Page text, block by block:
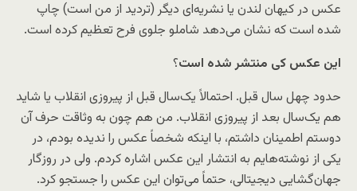
عکس در کیهان لندن یا نشریه‌ای دیگر (تردید از من است) چاپ
شده است که نشان می‌دهد شاملو جلوی فرح تعظیم کرده است.
این عکس کی منتشر شده است؟
حدود چهل سال قبل. احتمالاً یک‌سال قبل از پیروزی انقلاب یا شاید
هم یک‌سال بعد از پیروزی انقلاب. من هم چون به وثاقت حرف آن
دوستم اطمینان داشتم، با اینکه شخصاً عکس را ندیده بودم، در
یکی از نوشته‌هایم به انتشار این عکس اشاره کردم. ولی در روزگار
جهان‌گشایی دیجیتالی، حتماً می‌توان این عکس را جستجو کرد.